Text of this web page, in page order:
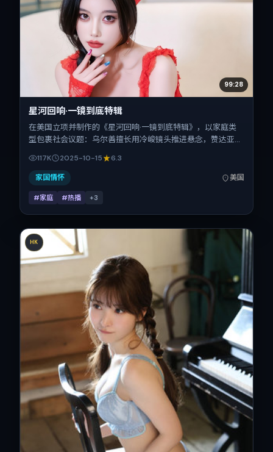
99:28
星河回响·一镜到底特辑
在美国立项并制作的《星河回响·一镜到底特辑》，以家庭类
型包裹社会议题：乌尔善擅长用冷峻镜头推进悬念，赞达亚、
间：2025-10-15；片长147分钟；适合关注现实质感与类型片
结构的观众。
117K 2025-10-15 6.3
家国情怀 美国
#家庭 #热播 +3
HK